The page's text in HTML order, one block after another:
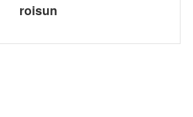
roisun